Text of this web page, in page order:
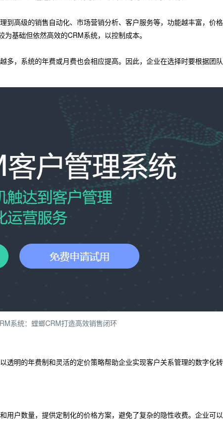
到高级的销售自动化、市场营销分析、客户服务等，功能越丰富，价
基础但依然高效的CRM系统，以控制成本。
多，系统的年费或月费也会相应提高。因此，企业在选择时要根据团
系统：螳螂CRM打造高效销售闭环
透明的年费制和灵活的定价策略帮助企业实现客户关系管理的数字化转
用户数量，提供定制化的价格方案，避免了复杂的隐性收费。企业可